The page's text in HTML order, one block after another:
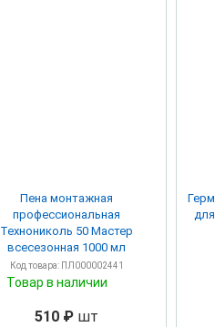
Пена монтажная
профессиональная
Технониколь 50 Мастер
всесезонная 1000 мл
Код товара: ПЛ000002441
Товар в наличии
510 ₽ шт
для